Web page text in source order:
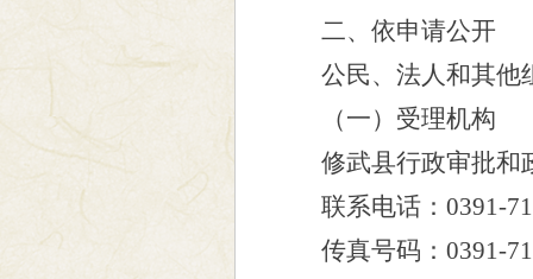
二、依申请公开
公民、法人和其他组
（一）受理机构
修武县行政审批和
联系电话：0391-71
传真号码：0391-71